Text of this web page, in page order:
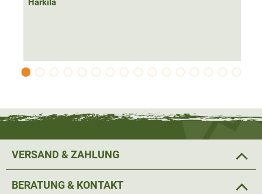
Härkila
VERSAND & ZAHLUNG
BERATUNG & KONTAKT